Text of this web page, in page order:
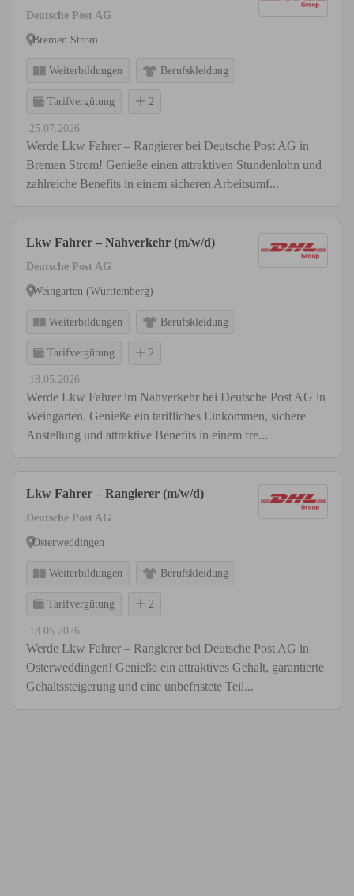
Deutsche Post AG
Bremen Strom
Weiterbildungen Berufskleidung
Tarifvergütung 2
25.07.2026
Werde Lkw Fahrer – Rangierer bei Deutsche Post AG in
Bremen Strom! Genieße einen attraktiven Stundenlohn und
zahlreiche Benefits in einem sicheren Arbeitsumf...
Lkw Fahrer – Nahverkehr (m/w/d)
Deutsche Post AG
Weingarten (Württemberg)
Weiterbildungen Berufskleidung
Tarifvergütung 2
18.05.2026
Werde Lkw Fahrer im Nahverkehr bei Deutsche Post AG in
Weingarten. Genieße ein tarifliches Einkommen, sichere
Anstellung und attraktive Benefits in einem fre...
Lkw Fahrer – Rangierer (m/w/d)
Deutsche Post AG
Osterweddingen
Weiterbildungen Berufskleidung
Tarifvergütung 2
18.05.2026
Werde Lkw Fahrer – Rangierer bei Deutsche Post AG in
Osterweddingen! Genieße ein attraktives Gehalt, garantierte
Gehaltssteigerung und eine unbefristete Teil...